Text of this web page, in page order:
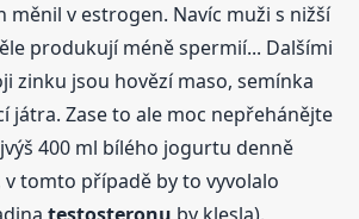
měnil v estrogen. Navíc muži s nižší
produkují méně spermií... Dalšími
zinku jsou hovězí maso, semínka
játra. Zase to ale moc nepřehánějte
400 ml bílého jogurtu denně
v tomto případě by to vyvolalo